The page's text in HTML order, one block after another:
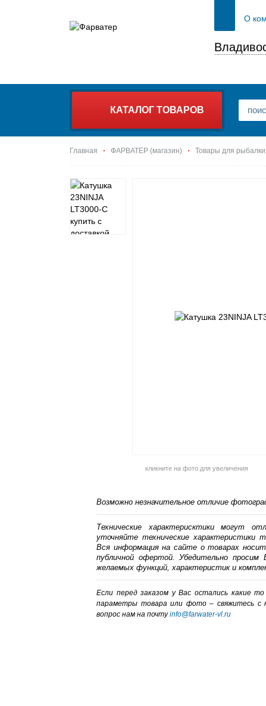
О
КАТАЛОГ ТОВАРОВ
Главная ФАРВАТЕР (магазин) Товары для рыбалки
кликните на фото для увеличения
Возможно незначительное отличие
Технические характерисктики могут
уточняйте технические характеристики
Вся информация на сайте о товарах
публичной офертой. Убедительно просим
желаемых функций, характеристик и
Если перед заказом у Вас остались какие
параметры товара или фото – cвяжитесь с
вопрос нам на почтуinfo@farwater-vl.ru